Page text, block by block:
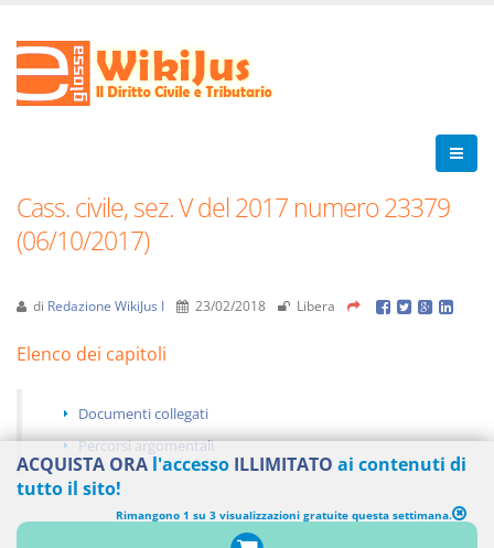
Cass. civile, sez. V del 2017 numero 23379
(06/10/2017)
di Redazione WikiJus I 23/02/2018 Libera
Elenco dei capitoli
Documenti collegati
Percorsi argomentali
ACQUISTA ORA l'accesso ILLIMITATO ai contenuti di
tutto il sito!
Rimangono 1 su 3 visualizzazioni gratuite questa settimana.